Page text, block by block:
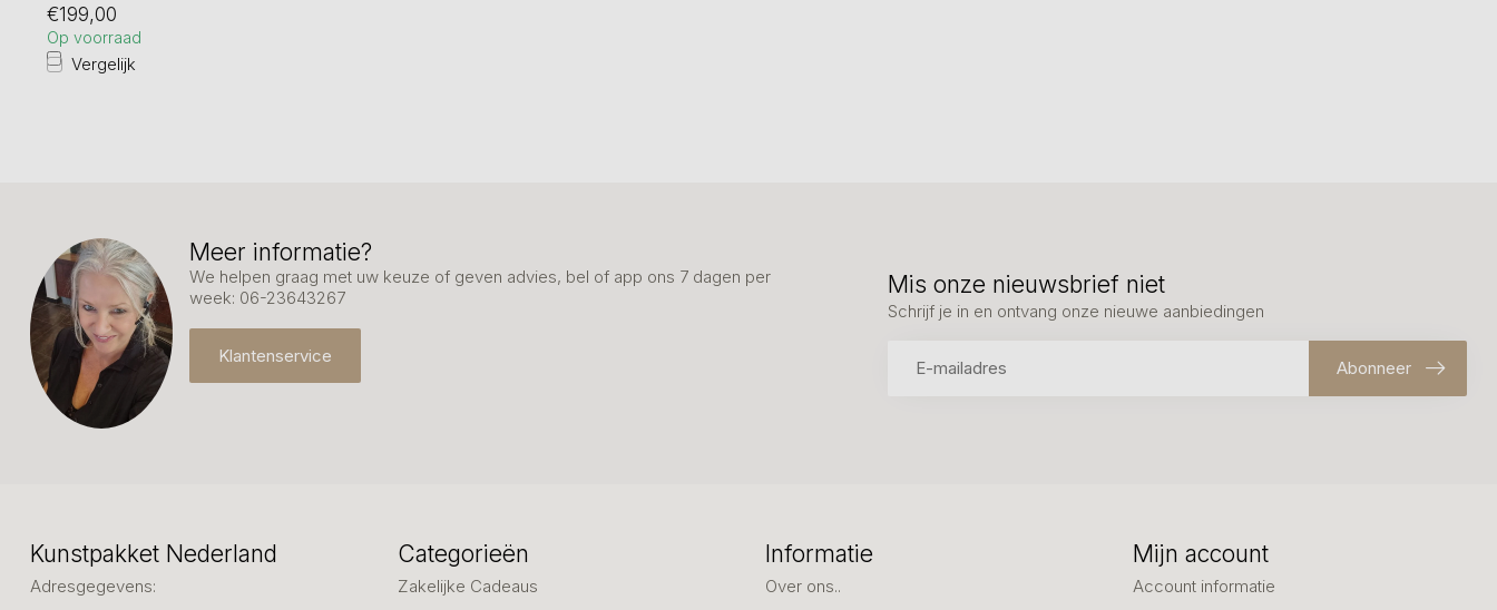
Ho...
€199,00
Op voorraad
Vergelijk
Meer informatie?
We helpen graag met uw keuze of geven advies, bel of app ons 7 dagen per
week: 06-23643267
Klantenservice
Mis onze nieuwsbrief niet
Schrijf je in en ontvang onze nieuwe aanbiedingen
Abonneer
Kunstpakket Nederland
Adresgegevens:
Categorieën
Zakelijke Cadeaus
Informatie
Over ons..
Mijn account
Account informatie